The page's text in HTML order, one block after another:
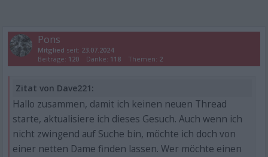
Pons
Mitglied seit: 23.07.2024
Beiträge: 120 Danke: 118 Themen: 2
Zitat von Dave221:
Hallo zusammen, damit ich keinen neuen Thread
starte, aktualisiere ich dieses Gesuch. Auch wenn ich
nicht zwingend auf Suche bin, möchte ich doch von
einer netten Dame finden lassen. Wer möchte einen